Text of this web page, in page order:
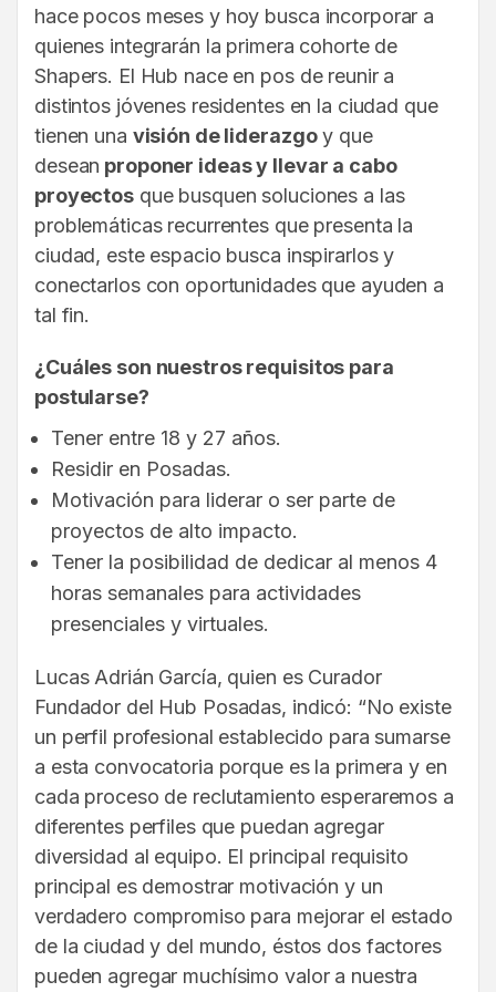
hace pocos meses y hoy busca incorporar a
quienes integrarán la primera cohorte de
Shapers. El Hub nace en pos de reunir a
distintos jóvenes residentes en la ciudad que
tienen una visión de liderazgoy que
desean proponer ideas y llevar a cabo
proyectosque busquen soluciones a las
problemáticas recurrentes que presenta la
ciudad, este espacio busca inspirarlos y
conectarlos con oportunidades que ayuden a
tal fin.
¿Cuáles son nuestros requisitos para
postularse?
Tener entre 18 y 27 años.
Residir en Posadas.
Motivación para liderar o ser parte de
proyectos de alto impacto.
Tener la posibilidad de dedicar al menos 4
horas semanales para actividades
presenciales y virtuales.
Lucas Adrián García, quien es Curador
Fundador del Hub Posadas, indicó: “No existe
un perfil profesional establecido para sumarse
a esta convocatoria porque es la primera y en
cada proceso de reclutamiento esperaremos a
diferentes perfiles que puedan agregar
diversidad al equipo. El principal requisito
principal es demostrar motivación y un
verdadero compromiso para mejorar el estado
de la ciudad y del mundo, éstos dos factores
pueden agregar muchísimo valor a nuestra